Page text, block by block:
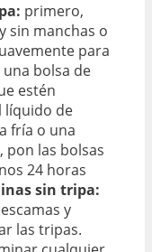
primero,
sin manchas o
para
bolsa de
estén
líquido de
fría o una
pon las bolsas
24 horas
sin tripa:
y
las tripas.